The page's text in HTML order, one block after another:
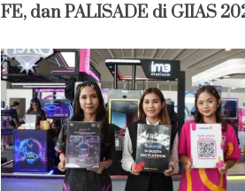
FE, dan PALISADE di GIIAS